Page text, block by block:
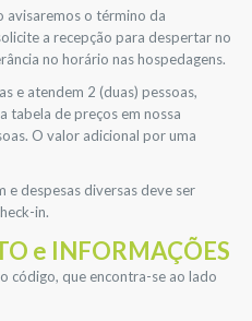
avisaremos o término da
a recepção para despertar no
no horário nas hospedagens.
e atendem 2 (duas) pessoas,
tabela de preços em nossa
O valor adicional por uma
e despesas diversas deve ser
in.
e INFORMAÇÕES
código, que encontra-se ao lado